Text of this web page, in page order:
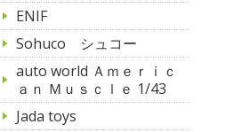
ENIF
Sohuco シュコー
auto world Ａｍｅｒｉｃ
ａｎ Ｍｕｓｃｌｅ 1/43
Jada toys